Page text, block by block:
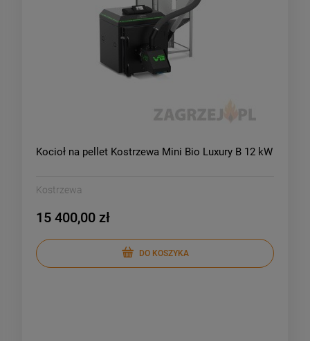
Kocioł na pellet Kostrzewa Mini Bio Luxury B 12 kW
Kostrzewa
15 400,00 zł
DO KOSZYKA